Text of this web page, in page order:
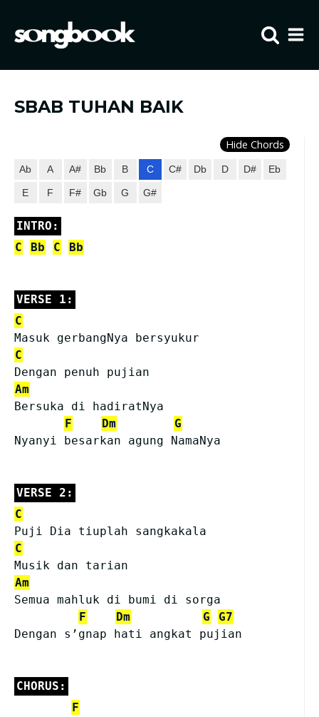
SBAB TUHAN BAIK
Hide Chords
Ab A A# Bb B C C# Db D D# Eb
E F F# Gb G G#
INTRO:
C
Bb C Bb
VERSE 1:
C
Masuk gerbangNya bersyukur
C
Dengan penuh pujian
Am
Bersuka di hadiratNya
F
Dm
G
Nyanyi besarkan agung NamaNya
VERSE 2:
C
Puji Dia tiuplah sangkakala
C
Musik dan tarian
Am
Semua mahluk di bumi di sorga
F
Dm G
G7
Dengan s’gnap hati angkat pujian
CHORUS:
F
Home